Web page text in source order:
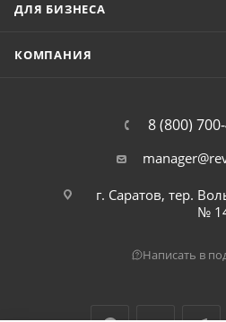
ДЛЯ БИЗНЕСА
КОМПАНИЯ
8 (800)
г. Саратов, тер.
№
Написать в